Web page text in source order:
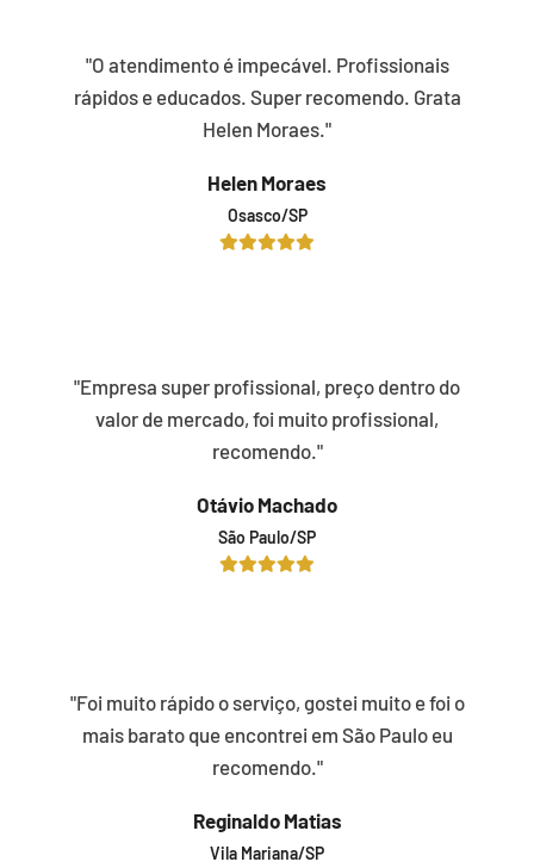
"O atendimento é impecável. Profissionais
rápidos e educados. Super recomendo. Grata
Helen Moraes."
Helen Moraes
Osasco/SP
"Empresa super profissional, preço dentro do
valor de mercado, foi muito profissional,
recomendo."
Otávio Machado
São Paulo/SP
"Foi muito rápido o serviço, gostei muito e foi o
mais barato que encontrei em São Paulo eu
recomendo."
Reginaldo Matias
Vila Mariana/SP